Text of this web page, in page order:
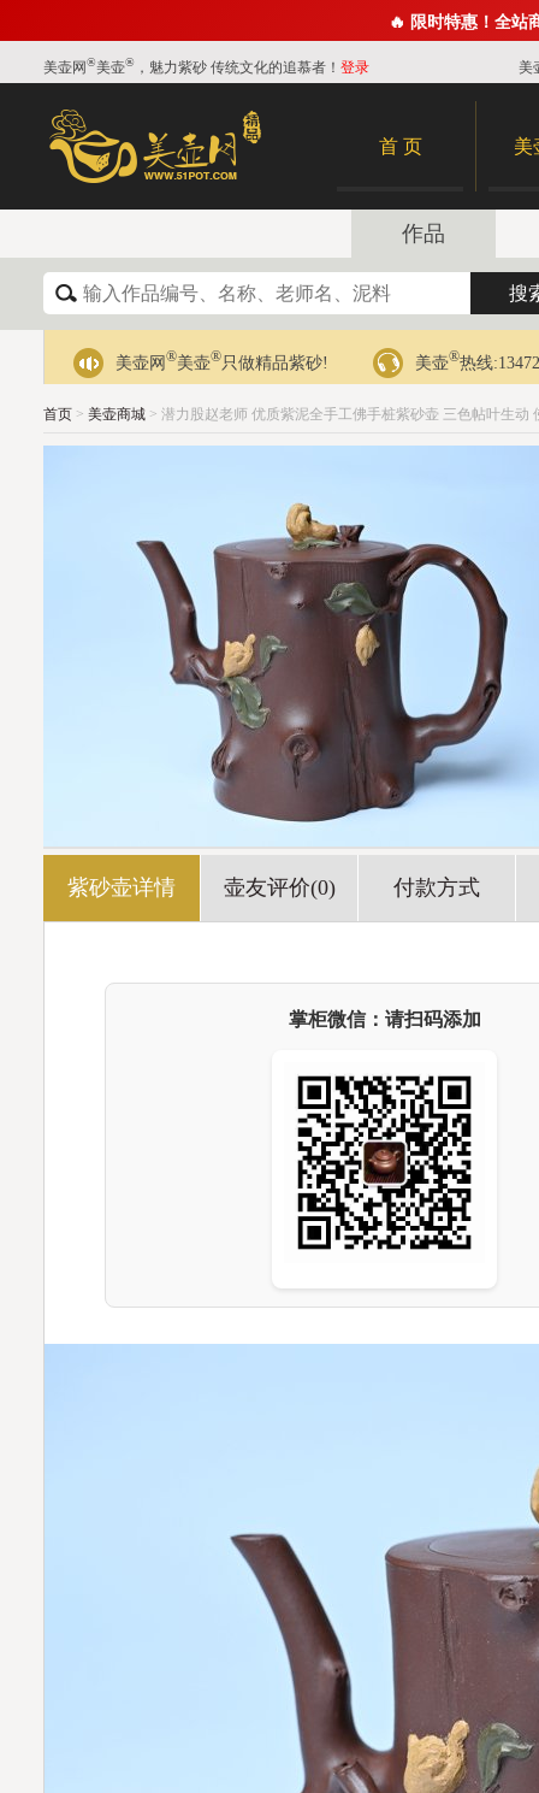
🔥 限时特惠！全站
美壶网®美壶® ，魅力紫砂 传统文化的追慕者！ 登录 美
首 页 美
作品
美壶网®美壶®只做精品紫砂! 美壶®热线
首页 > 美壶商城 > 潜力股赵老师 优质紫泥全手工佛手桩紫砂壶 三色帖叶生动
紫砂壶详情 壶友评价(0) 付款方式
掌柜微信：请扫码添加